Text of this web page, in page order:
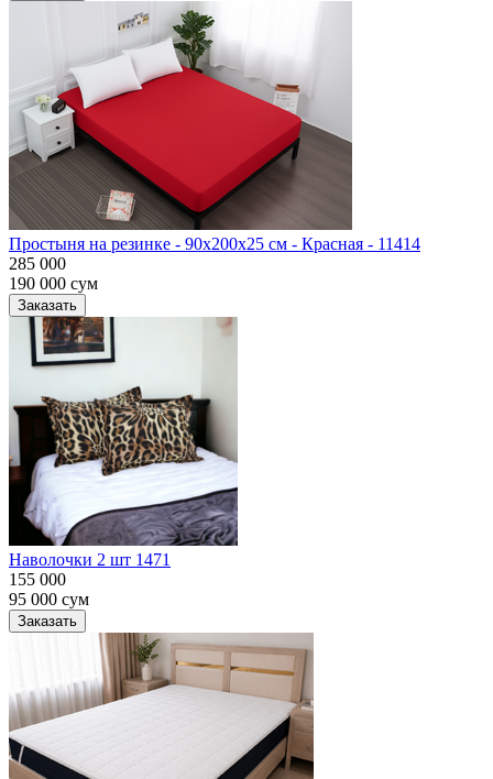
Простыня на резинке - 90x200x25 cм - Красная - 11414
285 000
190 000 сум
Заказать
Наволочки 2 шт 1471
155 000
95 000 сум
Заказать